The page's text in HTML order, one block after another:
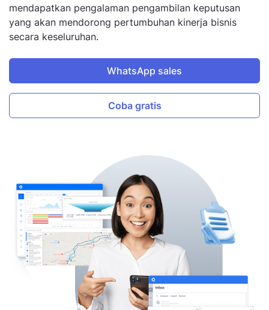
mendapatkan pengalaman pengambilan keputusan
yang akan mendorong pertumbuhan kinerja bisnis
secara keseluruhan.
WhatsApp sales
Coba gratis